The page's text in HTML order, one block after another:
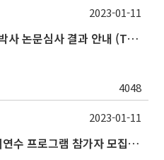
2022학년도 2학기 석사 및 박사 논문심사 결과 안내 (Thesis Defense Result)
4048
2023-01-11
2023학년도 1학기 장기해외연수 프로그램 참가자 모집 안내
2023-01-11